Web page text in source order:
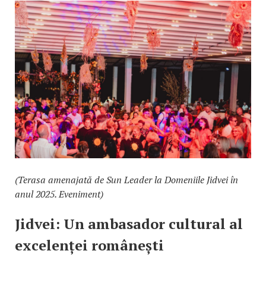
(Terasa amenajată de Sun Leader la Domeniile Jidvei în
anul 2025. Eveniment)
Jidvei: Un ambasador cultural al
excelenței românești